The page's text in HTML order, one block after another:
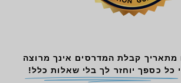
90 יום מתאריך קבלת המדרסים אינך מרוצה
כל כספך יוחזר לך בלי שאלות כלל!